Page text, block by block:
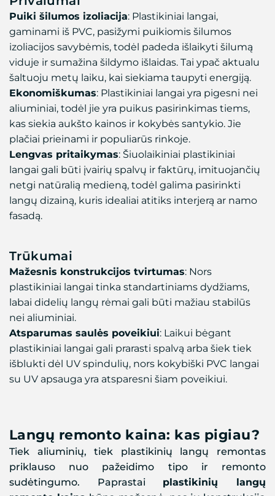
Puiki šilumos izoliacija: Plastikiniai langai,
gaminami iš PVC, pasižymi puikiomis šilumos
izoliacijos savybėmis, todėl padeda išlaikyti šilumą
viduje ir sumažina šildymo išlaidas. Tai ypač aktualu
šaltuoju metų laiku, kai siekiama taupyti energiją.
Ekonomiškumas: Plastikiniai langai yra pigesni nei
aliuminiai, todėl jie yra puikus pasirinkimas tiems,
kas siekia aukšto kainos ir kokybės santykio. Jie
plačiai prieinami ir populiarūs rinkoje.
Lengvas pritaikymas: Šiuolaikiniai plastikiniai
langai gali būti įvairių spalvų ir faktūrų, imituojančių
netgi natūralią medieną, todėl galima pasirinkti
langų dizainą, kuris idealiai atitiks interjerą ar namo
fasadą.
Trūkumai
Mažesnis konstrukcijos tvirtumas: Nors
plastikiniai langai tinka standartiniams dydžiams,
labai didelių langų rėmai gali būti mažiau stabilūs
nei aliuminiai.
Atsparumas saulės poveikiui: Laikui bėgant
plastikiniai langai gali prarasti spalvą arba šiek tiek
išblukti dėl UV spindulių, nors kokybiški PVC langai
su UV apsauga yra atsparesni šiam poveikiui.
Langų remonto kaina: kas pigiau?
Tiek aliuminių, tiek plastikinių langų remontas
priklauso nuo pažeidimo tipo ir remonto
sudėtingumo. Paprastai plastikinių langų